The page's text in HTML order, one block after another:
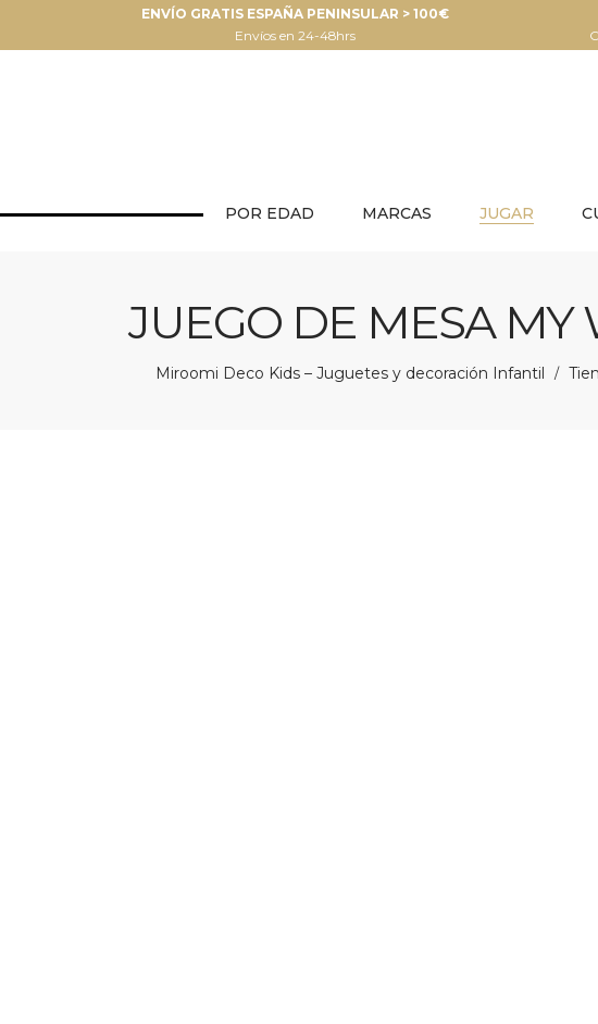
ENVÍO GRATIS ESPAÑA PENINSULAR > 100€
Envíos en 24-48hrs
POR EDAD MARCAS JUGAR
JUEGO DE MESA
Miroomi Deco Kids – Juguetes y decoración Infantil /